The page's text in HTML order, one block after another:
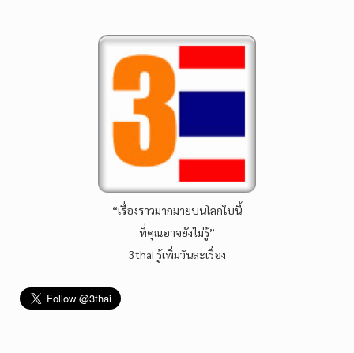
“เรื่องราวมากมายบนโลกใบนี้
ที่คุณอาจยังไม่รู้”
3thai รู้เพิ่มวันละเรื่อง